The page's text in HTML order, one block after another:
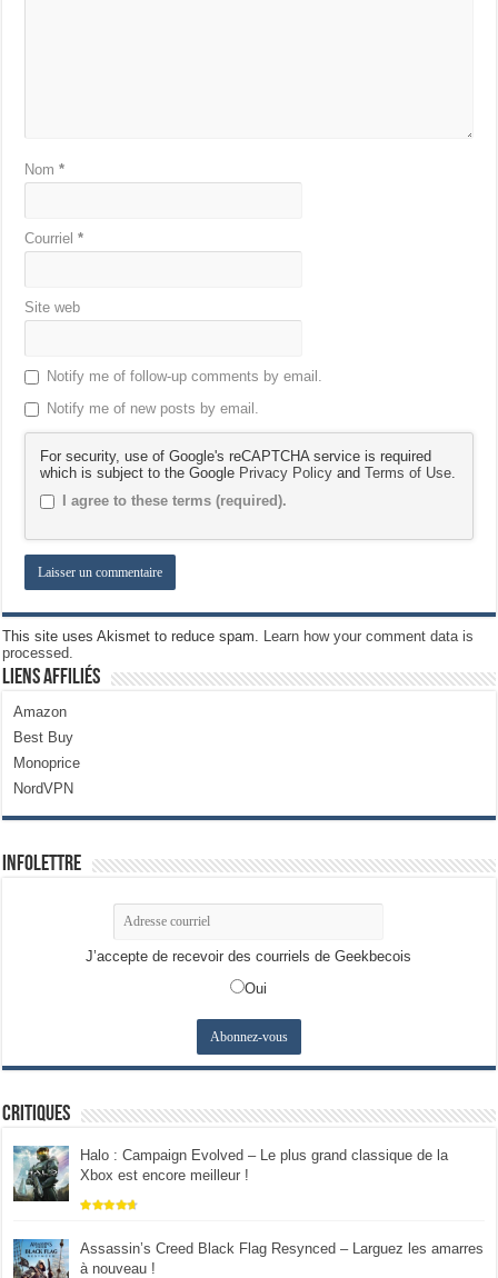
Nom*
Courriel*
Site web
Notify me of follow-up comments by email.
Notify me of new posts by email.
For security, use of Google's reCAPTCHA service is required
which is subject to the Google Privacy Policy andTerms of Use
I agree to these terms (required).
This site uses Akismet to reduce spam.
Learn how your comment data is
processed.
Liens Affiliés
Amazon
Best Buy
Monoprice
NordVPN
Infolettre
J’accepte de recevoir des courriels de Geekbecois
Oui
Critiques
Halo : Campaign Evolved – Le plus grand classique de la
Xbox est encore meilleur !
Assassin’s Creed Black Flag Resynced – Larguez les amarres
à nouveau !